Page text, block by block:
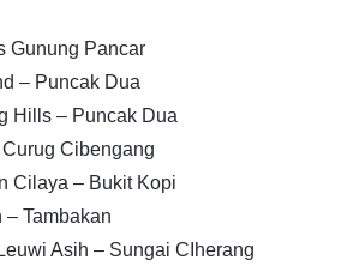
Gunung Pancar
– Puncak Dua
Hills – Puncak Dua
Cibengang
Cilaya – Bukit Kopi
– Tambakan
Asih – Sungai CIherang